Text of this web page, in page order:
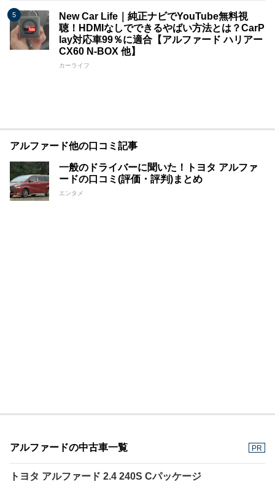
New Car Life｜純正ナビでYouTube無料視
聴！HDMIなしでできるやばい方法とは？CarP
lay対応車99％に適合【アルファード ハリアー
CX60 N-BOX 他】
カーライフ
アルファード他の口コミ記事
一般のドライバーに聞いた！トヨタ アルファ
ードの口コミ(評価・評判)まとめ
エンタメ
アルファードの中古車一覧 PR
トヨタ アルファード 2.4 240S Cパッケージ